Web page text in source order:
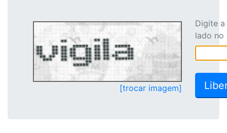
[trocar imagem]
Digite
lado no